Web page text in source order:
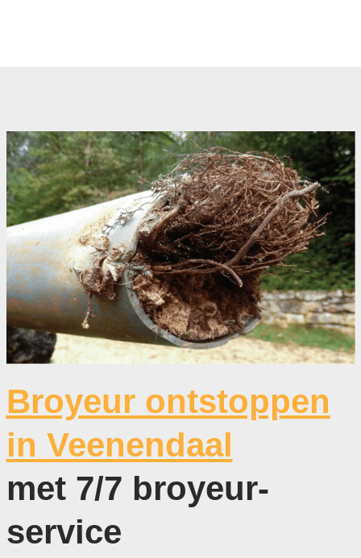
Broyeur ontstoppen
in Veenendaal
met 7/7 broyeur-
service